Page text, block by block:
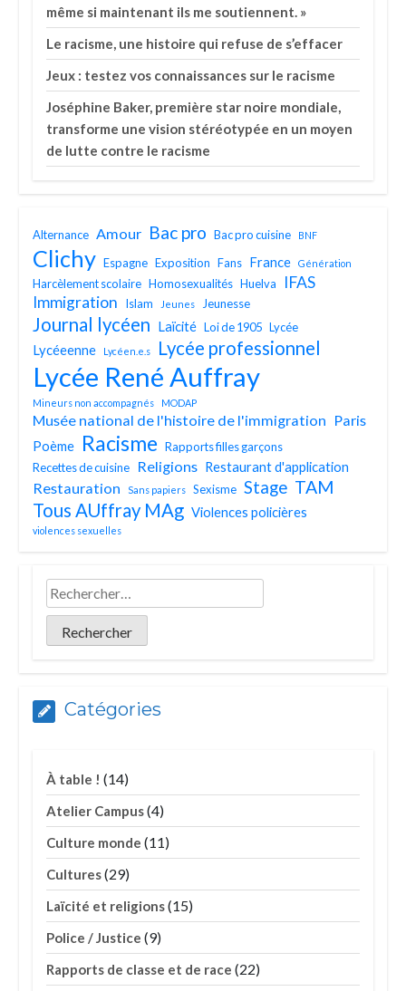
même si maintenant ils me soutiennent. »
Le racisme, une histoire qui refuse de s’effacer
Jeux : testez vos connaissances sur le racisme
Joséphine Baker, première star noire mondiale,
transforme une vision stéréotypée en un moyen
de lutte contre le racisme
Alternance Amour Bac pro Bac pro cuisine BNF
Clichy Espagne Exposition Fans France Génération
Harcèlement scolaire Homosexualités Huelva
IFAS
Immigration
Islam Jeunes Jeunesse
Journal lycéen Laïcité Loi de 1905 Lycée
Lycéeenne Lycéen.e.s Lycée professionnel
Lycée René Auffray
Mineurs non accompagnés MODAP
Musée national de l'histoire de l'immigration Paris
Poème Racisme Rapports filles garçons
Recettes de cuisine
Religions Restaurant d'application
Restauration Sans papiers Sexisme Stage TAM
Tous AUffray MAg Violences policières
violences sexuelles
Catégories
À table ! (14)
Atelier Campus(4)
Culture monde (11)
Cultures(29)
Laïcité et religions(15)
Police / Justice (9)
Rapports de classe et de race (22)